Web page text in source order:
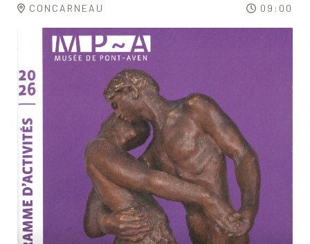
CONCARNEAU 09:00